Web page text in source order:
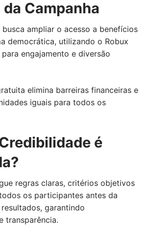
Campanha
busca ampliar o acesso a benefícios
democrática, utilizando o Robux
engajamento e diversão
elimina barreiras financeiras e
iguais para todos os
é
regras claras, critérios objetivos
os participantes antes da
garantindo
transparência.